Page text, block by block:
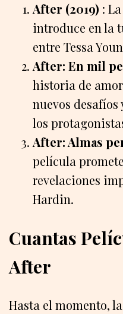
After (2019) :
introduce en la
entre Tessa
After: En mil
historia de
nuevos
los
After: Almas
película
revelaciones
Hardin.
Cuantas
After
Hasta el momento,